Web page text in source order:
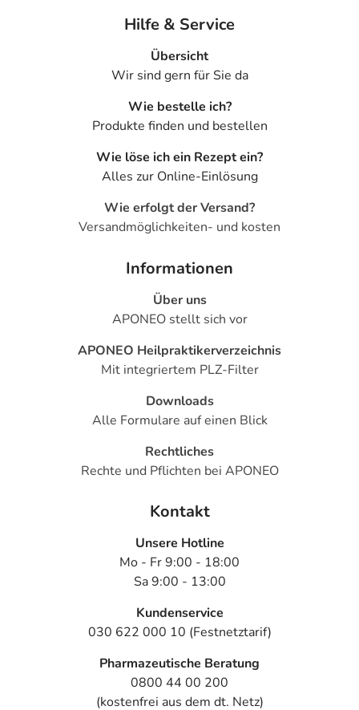
Hilfe & Service
Übersicht
Wir sind gern für Sie da
Wie bestelle ich?
Produkte finden und bestellen
Wie löse ich ein Rezept ein?
Alles zur Online-Einlösung
Wie erfolgt der Versand?
Versandmöglichkeiten- und kosten
Informationen
Über uns
APONEO stellt sich vor
APONEO Heilpraktikerverzeichnis
Mit integriertem PLZ-Filter
Downloads
Alle Formulare auf einen Blick
Rechtliches
Rechte und Pflichten bei APONEO
Kontakt
Unsere Hotline
Mo - Fr 9:00 - 18:00
Sa 9:00 - 13:00
Kundenservice
030 622 000 10 (Festnetztarif)
Pharmazeutische Beratung
0800 44 00 200
(kostenfrei aus dem dt. Netz)